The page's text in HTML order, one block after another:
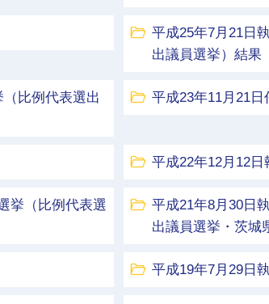
平成25年7月21日
出議員選挙）結果
比例代表選出
平成23年11月21
平成22年12月12
挙（比例代表選
平成21年8月30日
出議員選挙・茨城
平成19年7月29日